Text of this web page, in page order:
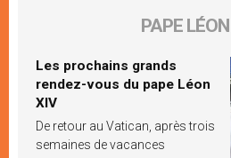
PAPE
Les prochains grands
rendez-vous du pape Léon
XIV
De retour au Vatican, après trois
semaines de vacances